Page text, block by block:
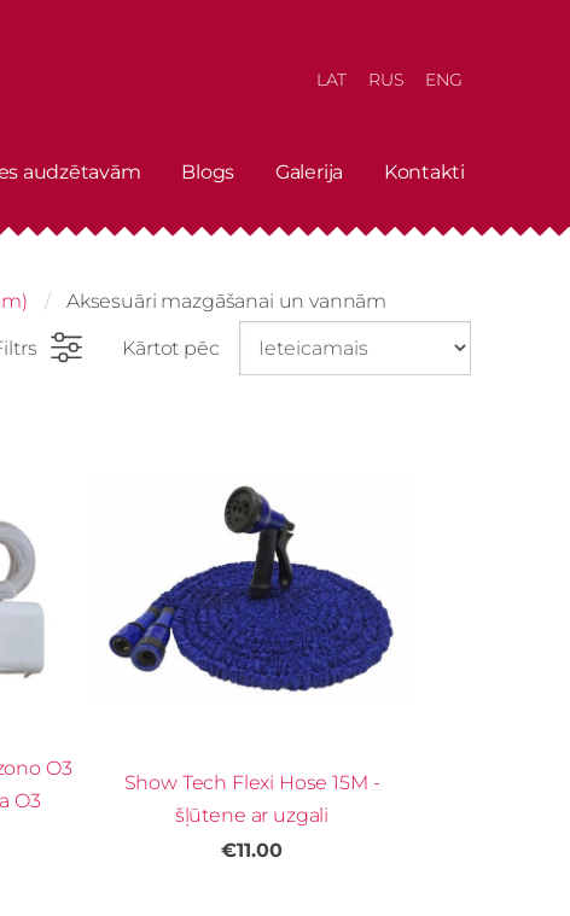
audzētavām Blogs Galerija Kontakti
LAT RUS ENG
Aksesuāri mazgāšanai un vannām
Kārtot pēc
O3
O3
Show Tech Flexi Hose 15M -
šļūtene ar uzgali
€11.00